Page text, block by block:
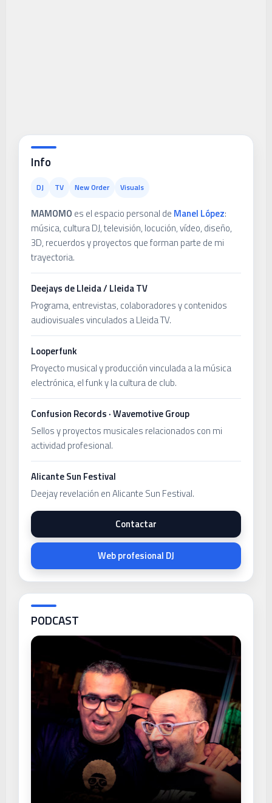
Info
DJ TV New Order Visuals
MAMOMO es el espacio personal de Manel López:
música, cultura DJ, televisión, locución, vídeo, diseño,
3D, recuerdos y proyectos que forman parte de mi
trayectoria.
Deejays de Lleida / Lleida TV
Programa, entrevistas, colaboradores y contenidos
audiovisuales vinculados a Lleida TV.
Looperfunk
Proyecto musical y producción vinculada a la música
electrónica, el funk y la cultura de club.
Confusion Records · Wavemotive Group
Sellos y proyectos musicales relacionados con mi
actividad profesional.
Alicante Sun Festival
Deejay revelación en Alicante Sun Festival.
Contactar
Web profesional DJ
PODCAST